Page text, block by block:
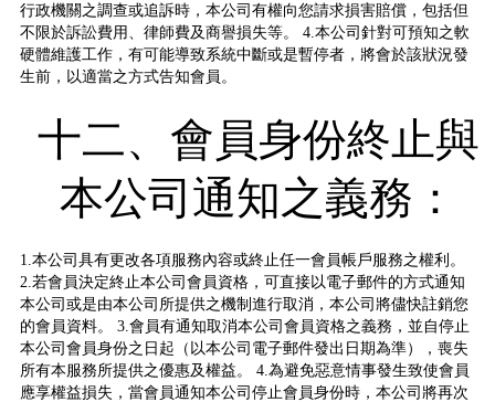
行政機關之調查或追訴時，本公司有權向您請求損害賠償，包括但
不限於訴訟費用、律師費及商譽損失等。 4.本公司針對可預知之軟
硬體維護工作，有可能導致系統中斷或是暫停者，將會於該狀況發
生前，以適當之方式告知會員。
十二、會員身份終止與
本公司通知之義務：
1.本公司具有更改各項服務內容或終止任一會員帳戶服務之權利。
2.若會員決定終止本公司會員資格，可直接以電子郵件的方式通知
本公司或是由本公司所提供之機制進行取消，本公司將儘快註銷您
的會員資料。 3.會員有通知取消本公司會員資格之義務，並自停止
本公司會員身份之日起（以本公司電子郵件發出日期為準），喪失
所有本服務所提供之優惠及權益。 4.為避免惡意情事發生致使會員
應享權益損失，當會員通知本公司停止會員身份時，本公司將再次